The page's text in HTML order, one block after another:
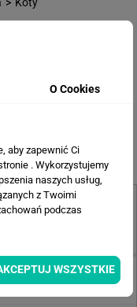
O Cookies
aby zapewnić Ci
. Wykorzystujemy
naszych usług,
z Twoimi
podczas
WSZYSTKIE